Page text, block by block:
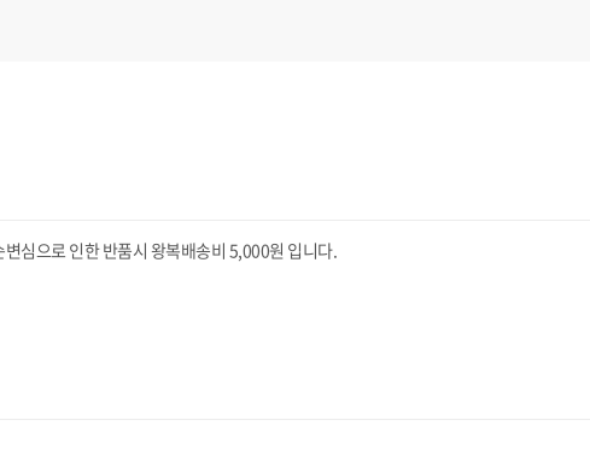
심으로 인한 반품시 왕복배송비 5,000원 입니다.